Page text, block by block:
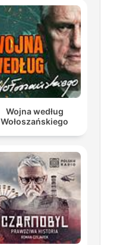
Wojna według
Wołoszańskiego